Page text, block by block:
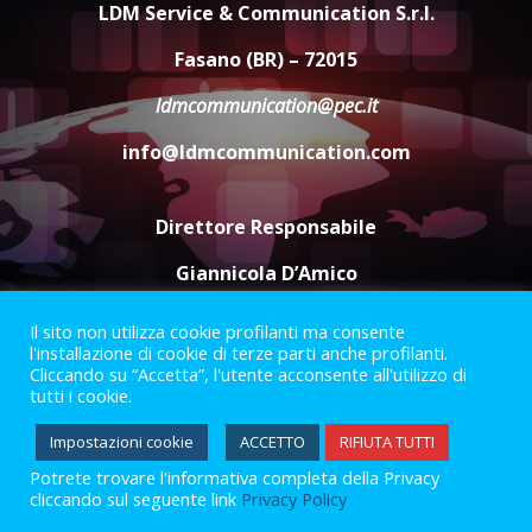
Comune di Fasano
6 Agosto 2026 14:16
Grazia Neglia, coordinatrice
cittadina di Fratelli d’Italia,
pronta a tornare in Consiglio
comunale
6 Agosto 2026 08:00
LDM Service & Communication S.r.l.
Fasano (BR) – 72015
ldmcommunication@pec.it
info@ldmcommunication.com
Direttore Responsabile
Giannicola D’Amico
Termini e Condizioni
Privacy Policy
Informazioni Legali
Facebook
Instagram
Youtube
2023 © Gofasano|Powered byCreativestudio
Il sito non utilizza cookie profilanti ma consente
l'installazione di cookie di terze parti anche profilanti.
Cliccando su “Accetta”, l'utente acconsente all'utilizzo di
tutti i cookie.
Impostazioni cookie ACCETTO RIFIUTA TUTTI
Potrete trovare l'informativa completa della Privacy
cliccando sul seguente link Privacy Policy